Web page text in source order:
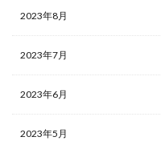
2023年8月
2023年7月
2023年6月
2023年5月